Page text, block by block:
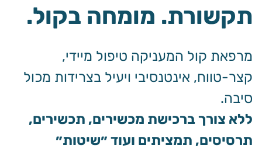
תקשורת. מומחה בקול.
מרפאת קול המעניקה טיפול מיידי,
קצר-טווח, אינטנסיבי ויעיל בצרידות מכול
סיבה.
ללא צורך ברכישת מכשירים, תכשירים,
תרסיסים, תמציתים ועוד ״שיטות״